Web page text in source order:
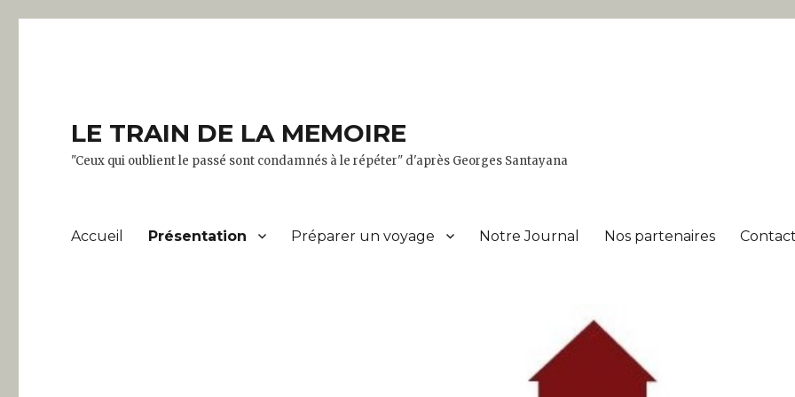
LE TRAIN DE LA MEMOIRE
"Ceux qui oublient le passé sont condamnés à le répéter" d'après Georges Santayana
Accueil Présentation Préparer un voyage Notre Journal Nos partenaires